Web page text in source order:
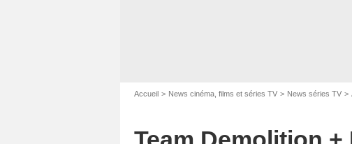
Accueil News cinéma, films et séries TV News séries TV